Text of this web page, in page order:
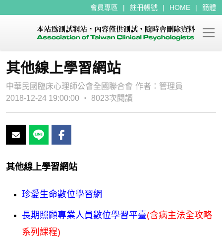
會員專區 註冊帳號 HOME 簡體
其他線上學習網站
中華民國臨床心理師公會全國聯合會 作者： 管理員
2018-12-24 19:00:00 ‧ 8023次閱讀
其他線上學習網站
珍愛生命數位學習網
長期照顧專業人員數位學習平臺(含病主法全攻略
系列課程)